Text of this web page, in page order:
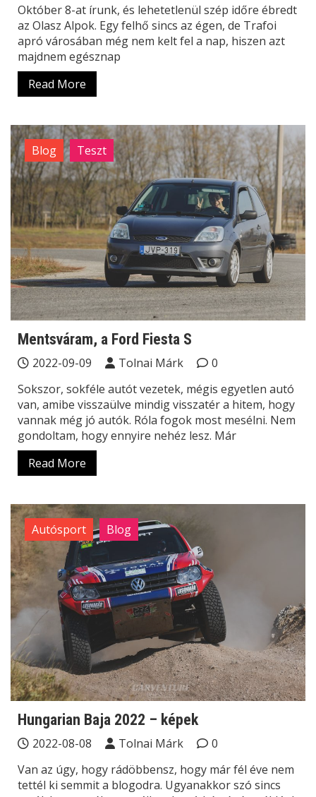
Október 8-at írunk, és lehetetlenül szép időre ébredt
az Olasz Alpok. Egy felhő sincs az égen, de Trafoi
apró városában még nem kelt fel a nap, hiszen azt
majdnem egésznap
Read More
Blog Teszt
Mentsváram, a Ford Fiesta S
2022-09-09 Tolnai Márk
0
Sokszor, sokféle autót vezetek, mégis egyetlen autó
van, amibe visszaülve mindig visszatér a hitem, hogy
vannak még jó autók. Róla fogok most mesélni. Nem
gondoltam, hogy ennyire nehéz lesz. Már
Read More
Autósport Blog
Hungarian Baja 2022 – képek
2022-08-08 Tolnai Márk
0
Van az úgy, hogy rádöbbensz, hogy már fél éve nem
tettél ki semmit a blogodra. Ugyanakkor szó sincs